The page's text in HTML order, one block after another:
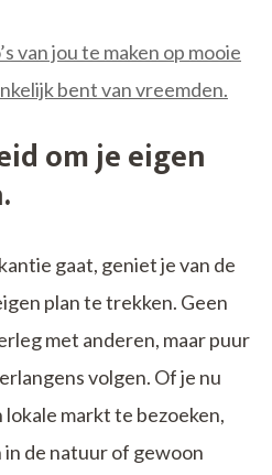
van jou te maken op mooie
bent van vreemden.
om je eigen
gaat, geniet je van de
plan te trekken. Geen
met anderen, maar puur
volgen. Of je nu
markt te bezoeken,
de natuur of gewoon